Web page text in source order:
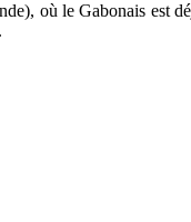
où le Gabonais est